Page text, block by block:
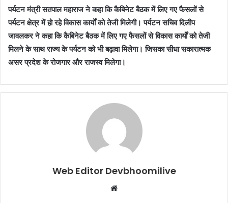
पर्यटन मंत्री सतपाल महाराज ने कहा कि कैबिनेट बैठक में लिए गए फैसलों से
पर्यटन क्षेत्र में हो रहे विकास कार्यों को तेजी मिलेगी। पर्यटन सचिव दिलीप
जावलकर ने कहा कि कैबिनेट बैठक में लिए गए फैसलों से विकास कार्यों को तेजी
मिलने के साथ राज्य के पर्यटन को भी बढ़ावा मिलेगा। जिसका सीधा सकारात्मक
असर प्रदेश के रोजगार और राजस्व मिलेगा।
Web Editor Devbhoomilive
Website